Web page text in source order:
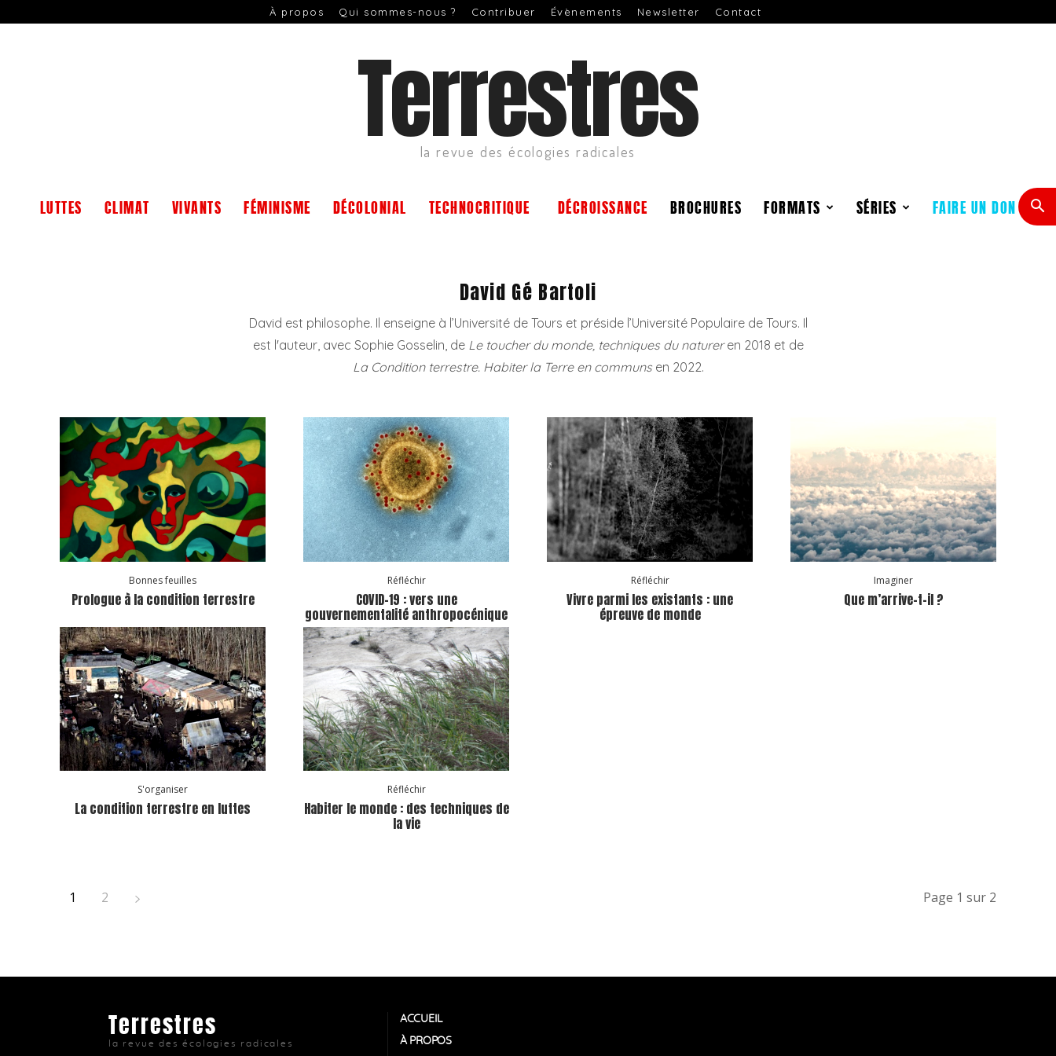
À propos Qui sommes-nous ? Contribuer Évènements Newsletter Contact
Terrestres
la revue des écologies radicales
LUTTES CLIMAT VIVANTS FÉMINISME DÉCOLONIAL TECHNOCRITIQUE DÉCROISSANCE BROCHURES FORMATS SÉRIES FAIRE UN DON
David Gé Bartoli
David est philosophe. Il enseigne à l’Université de Tours et préside l’Université Populaire de Tours. Il
est l'auteur, avec Sophie Gosselin, de Le toucher du monde, techniques du natureren 2018 et de
La Condition terrestre. Habiter la Terre en communsen 2022.
Bonnes feuilles
Prologue à la condition terrestre
Réfléchir
COVID-19 : vers une
gouvernementalité anthropocénique
Réfléchir
Vivre parmi les existants : une
épreuve de monde
Imaginer
Que m’arrive-t-il ?
S'organiser
La condition terrestre en luttes
Réfléchir
Habiter le monde : des techniques de
la vie
1 2 Page 1 sur 2
Terrestres
la revue des écologies radicales
ACCUEIL
À PROPOS